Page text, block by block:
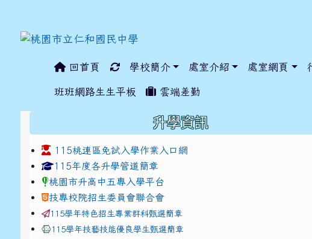
回首頁 學校簡介 處室介紹 處室網頁
班班網路生生平板 雲端差勤
升學資訊
115桃連區免試入學作業入口網
link to https://www.jhjhs.tyc.edu.tw/modules/tadnews/
115年度各升學管道簡章link to http://tyc.entry.edu.tw/
link to http://tyc.entry.edu.tw/
桃園市升高中五專入學平台
技專校院招生委員會聯合會
115學年特色招生專業群科甄選簡章
115學年技藝技能優良學生甄選簡章